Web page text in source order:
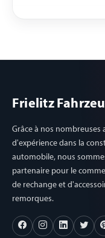
Frielitz
Grâce à nos nombreuses
d'expérience dans la
automobile, nous
partenaire pour le
de rechange et
remorques.